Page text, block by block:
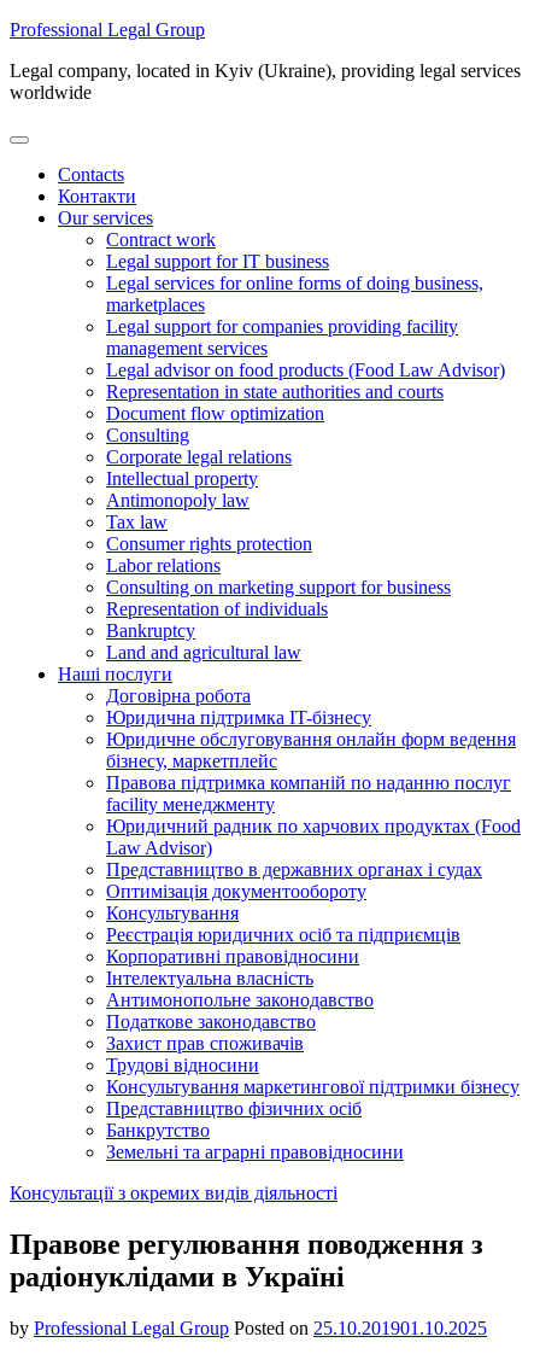
Skip
content
Professional Legal Group
Legal company, located in Kyiv (Ukraine), providing legal services
worldwide
Contacts
Контакти
Our services
Contract work
Legal support for IT business
Legal services for online forms of doing business,
marketplaces
Legal support for companies providing facility
management services
Legal advisor on food products (Food Law Advisor)
Representation in state authorities and courts
Document flow optimization
Consulting
Corporate legal relations
Intellectual property
Antimonopoly law
Tax law
Consumer rights protection
Labor relations
Consulting on marketing support for business
Representation of individuals
Bankruptcy
Land and agricultural law
Наші послуги
Договірна робота
Юридична підтримка IT-бізнесу
Юридичне обслуговування онлайн форм ведення
бізнесу, маркетплейс
Правова підтримка компаній по наданню послуг
facility менеджменту
Юридичний радник по харчових продуктах (Food
Law Advisor)
Представництво в державних органах і судах
Оптимізація документообороту
Консультування
Реєстрація юридичних осіб та підприємців
Корпоративні правовідносини
Інтелектуальна власність
Антимонопольне законодавство
Податкове законодавство
Захист прав споживачів
Трудові відносини
Консультування маркетингової підтримки бізнесу
Представництво фізичних осіб
Банкрутство
Земельні та аграрні правовідносини
Консультації з окремих видів діяльності
Правове регулювання поводження з
радіонуклідами в Україні
by Professional Legal Group Posted on 25.10.201901.10.2025